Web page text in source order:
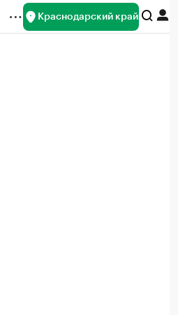
Краснодарский край